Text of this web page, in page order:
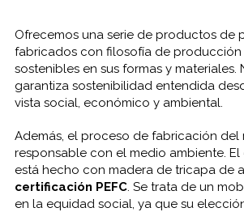
Ofrecemos una serie de productos de
fabricados con filosofía de producción
sostenibles en sus formas y materiales.
garantiza sostenibilidad entendida
vista social, económico y ambiental
Además, el proceso de fabricación del
responsable con el medio ambiente. El
está hecho con madera de tricapa de
certificación PEFC. Se trata de un
en la equidad social ya que su